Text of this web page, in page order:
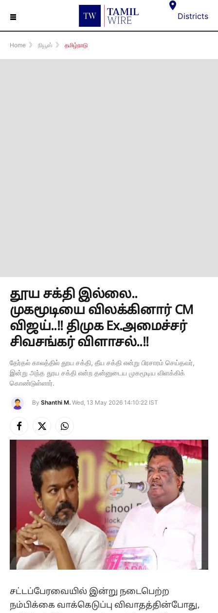
☰ Districts
Home 》 நியூஸ் 》 தமிழ்நாடு
தூய சக்தி இல்லை..
முகமூடியை விலக்கினார் CM
விஜய்..!! திமுக Ex.அமைச்சர்
சிவசங்கர் விளாசல்..!!
தேர்தல் காலத்தில் தூய சக்தி, தீய சக்தி என்று பிரசாரம் செய்தவர்,
இன்று அந்த தூய சக்தி என்ற தன்னுடைய முகமூடிய விளக்கிக்
கொண்டுள்ளார்.
By Shanthi M. Wed, 13 May 2026 14:10:22 IST
Facebook
X
(Twitter)
Instagram
சட்டப்பேரவையில் இன்று நடைபெற்ற
நம்பிக்கை வாக்கெடுப்பு விவாதத்தின்போது,